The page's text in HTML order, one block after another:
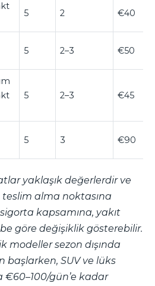
5 2 €40
5 2–3 €50
5 2–3 €45
5 3 €90
yaklaşık değerlerdir ve
teslim alma noktasına
kapsamına, yakıt
göre değişiklik gösterebilir.
modeller sezon dışında
başlarken, SUV ve lüks
€60–100/gün’e kadar